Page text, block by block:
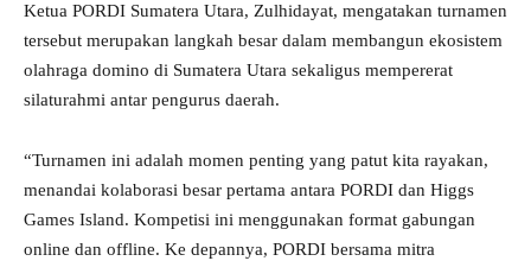
Ketua PORDI Sumatera Utara, Zulhidayat, mengatakan turnamen
tersebut merupakan langkah besar dalam membangun ekosistem
olahraga domino di Sumatera Utara sekaligus mempererat
silaturahmi antar pengurus daerah.
“Turnamen ini adalah momen penting yang patut kita rayakan,
menandai kolaborasi besar pertama antara PORDI dan Higgs
Games Island. Kompetisi ini menggunakan format gabungan
online dan offline. Ke depannya, PORDI bersama mitra